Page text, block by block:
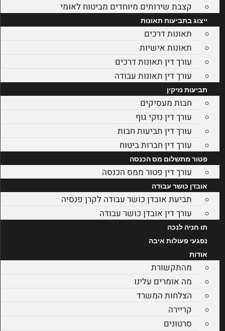
קצבת שירותים מיוחדים מביטוח לאומי
ייצוג בתביעות תאונות
תאונות דרכים
תאונות אישיות
עורך דין תאונות דרכים
עורך דין תאונות עבודה
תביעות נזיקין
חבות מעסיקים
עורך דין נזקי גוף
עורך דין תביעות חבות
עורך דין חברות ביטוח
פטור מתשלום מס הכנסה
עורך דין פטור ממס הכנסה
אובדן כושר עבודה
תביעת אובדן כושר עבודה לקרן פנסיה
עורך דין אובדן כושר עבודה
תו חניה לנכה
נפגעי פעולות איבה
אודות
מהתקשורת
מה אומרים עלינו
הצלחות המשרד
קריירה
סרטונים